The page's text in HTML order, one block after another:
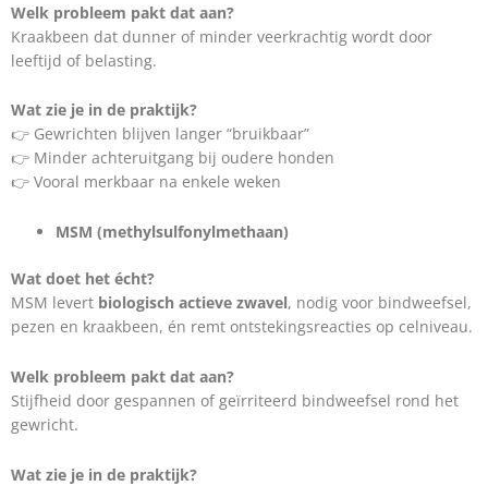
Welk probleem pakt dat aan?
Kraakbeen dat dunner of minder veerkrachtig wordt door
leeftijd of belasting.
Wat zie je in de praktijk?
👉 Gewrichten blijven langer “bruikbaar”
👉 Minder achteruitgang bij oudere honden
👉 Vooral merkbaar na enkele weken
MSM (methylsulfonylmethaan)
Wat doet het écht?
MSM levert biologisch actieve zwavel, nodig voor bindweefsel,
pezen en kraakbeen, én remt ontstekingsreacties op celniveau.
Welk probleem pakt dat aan?
Stijfheid door gespannen of geïrriteerd bindweefsel rond het
gewricht.
Wat zie je in de praktijk?